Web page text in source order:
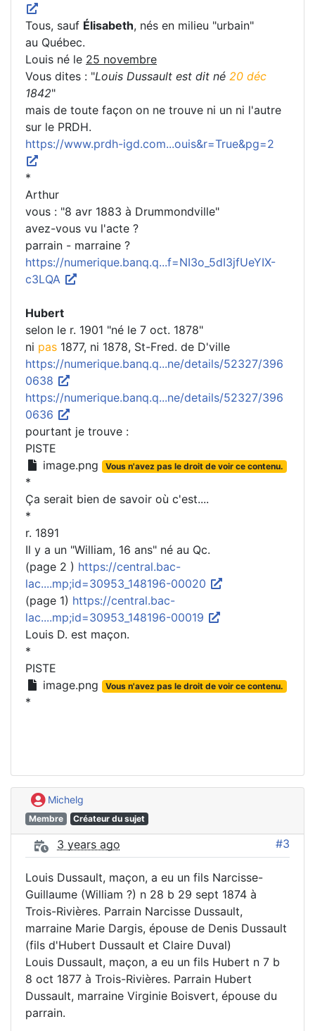
Tous, sauf Élisabeth, nés en milieu "urbain"
au Québec.
Louis né le 25 novembre
Vous dites : "Louis Dussault est dit né 20 déc
1842"
mais de toute façon on ne trouve ni un ni l'autre
sur le PRDH.
https://www.prdh-igd.com...ouis&r=True&pg=2
*
Arthur
vous : "8 avr 1883 à Drummondville"
avez-vous vu l'acte ?
parrain - marraine ?
https://numerique.banq.q...f=NI3o_5dI3jfUeYIX-
c3LQA
Hubert
selon le r. 1901 "né le 7 oct. 1878"
ni pas 1877, ni 1878, St-Fred. de D'ville
https://numerique.banq.q...ne/details/52327/396
0638
https://numerique.banq.q...ne/details/52327/396
0636
pourtant je trouve :
PISTE
image.png
Vous n'avez pas le droit de voir ce contenu.
*
Ça serait bien de savoir où c'est....
*
r. 1891
Il y a un "William, 16 ans" né au Qc.
(page 2 ) https://central.bac-
lac....mp;id=30953_148196-00020
(page 1) https://central.bac-
lac....mp;id=30953_148196-00019
Louis D. est maçon.
*
PISTE
image.png
Vous n'avez pas le droit de voir ce contenu.
*
Michelg
Membre Créateur du sujet
3 years ago #3
Louis Dussault, maçon, a eu un fils Narcisse-
Guillaume (William ?) n 28 b 29 sept 1874 à
Trois-Rivières. Parrain Narcisse Dussault,
marraine Marie Dargis, épouse de Denis Dussault
(fils d'Hubert Dussault et Claire Duval)
Louis Dussault, maçon, a eu un fils Hubert n 7 b
8 oct 1877 à Trois-Rivières. Parrain Hubert
Dussault, marraine Virginie Boisvert, épouse du
parrain.